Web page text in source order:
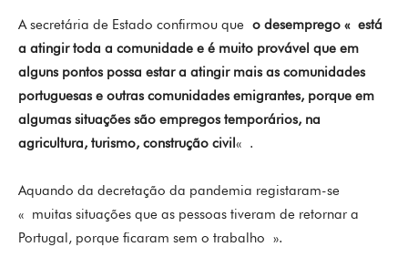
A secretária de Estado confirmou que o desemprego « está
a atingir toda a comunidade e é muito provável que em
alguns pontos possa estar a atingir mais as comunidades
portuguesas e outras comunidades emigrantes, porque em
algumas situações são empregos temporários, na
agricultura, turismo, construção civil« .
Aquando da decretação da pandemia registaram-se
« muitas situações que as pessoas tiveram de retornar a
Portugal, porque ficaram sem o trabalho ».